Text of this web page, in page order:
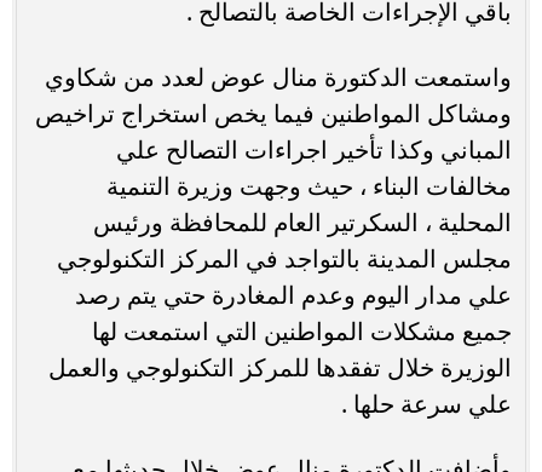
باقي الإجراءات الخاصة بالتصالح .
واستمعت الدكتورة منال عوض لعدد من شكاوي
ومشاكل المواطنين فيما يخص استخراج تراخيص
المباني وكذا تأخير اجراءات التصالح علي
مخالفات البناء ، حيث وجهت وزيرة التنمية
المحلية ، السكرتير العام للمحافظة ورئيس
مجلس المدينة بالتواجد في المركز التكنولوجي
علي مدار اليوم وعدم المغادرة حتي يتم رصد
جميع مشكلات المواطنين التي استمعت لها
الوزيرة خلال تفقدها للمركز التكنولوجي والعمل
علي سرعة حلها .